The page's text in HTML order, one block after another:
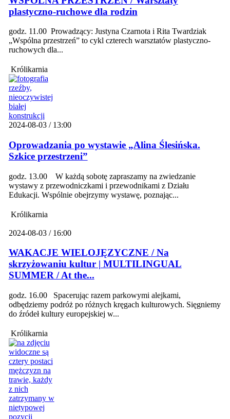
plastyczno-ruchowe dla rodzin
godz. 11.00 Prowadzący: Justyna Czarnota i Rita Twardziak
„Wspólna przestrzeń” to cykl czterech warsztatów plastyczno-
ruchowych dla...
Królikarnia
2024-08-03 / 13:00
Oprowadzania po wystawie „Alina Ślesińska.
Szkice przestrzeni”
godz. 13.00 W każdą sobotę zapraszamy na zwiedzanie
wystawy z przewodniczkami i przewodnikami z Działu
Edukacji. Wspólnie obejrzymy wystawę, poznając...
Królikarnia
2024-08-03 / 16:00
WAKACJE WIELOJĘZYCZNE / Na
skrzyżowaniu kultur | MULTILINGUAL
SUMMER / At the...
godz. 16.00 Spacerując razem parkowymi alejkami,
odbędziemy podróż po różnych kręgach kulturowych. Sięgniemy
do źródeł kultury europejskiej w...
Królikarnia